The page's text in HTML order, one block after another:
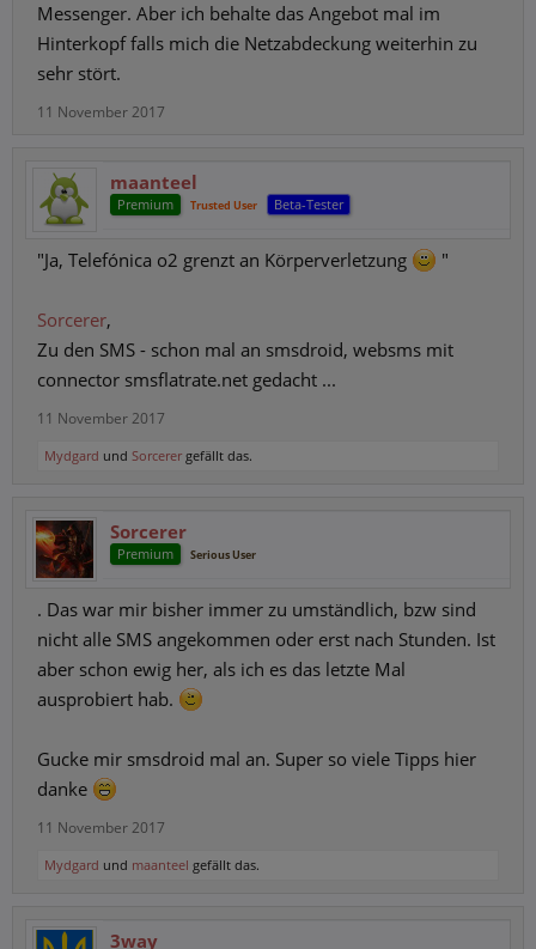
Messenger. Aber ich behalte das Angebot mal im
Hinterkopf falls mich die Netzabdeckung weiterhin zu
sehr stört.
11 November 2017
maanteel
Premium Trusted User Beta-Tester
"Ja, Telefónica o2 grenzt an Körperverletzung "
Sorcerer,
Zu den SMS - schon mal an smsdroid, websms mit
connector smsflatrate.net gedacht ...
11 November 2017
Mydgard und Sorcerer gefällt das.
Sorcerer
Premium Serious User
. Das war mir bisher immer zu umständlich, bzw sind
nicht alle SMS angekommen oder erst nach Stunden. Ist
aber schon ewig her, als ich es das letzte Mal
ausprobiert hab.
Gucke mir smsdroid mal an. Super so viele Tipps hier
danke
11 November 2017
Mydgard und maanteel gefällt das.
3way